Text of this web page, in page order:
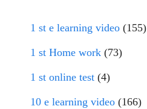
1 st e learning video (155)
1 st Home work (73)
1 st online test (4)
10 e learning video (166)